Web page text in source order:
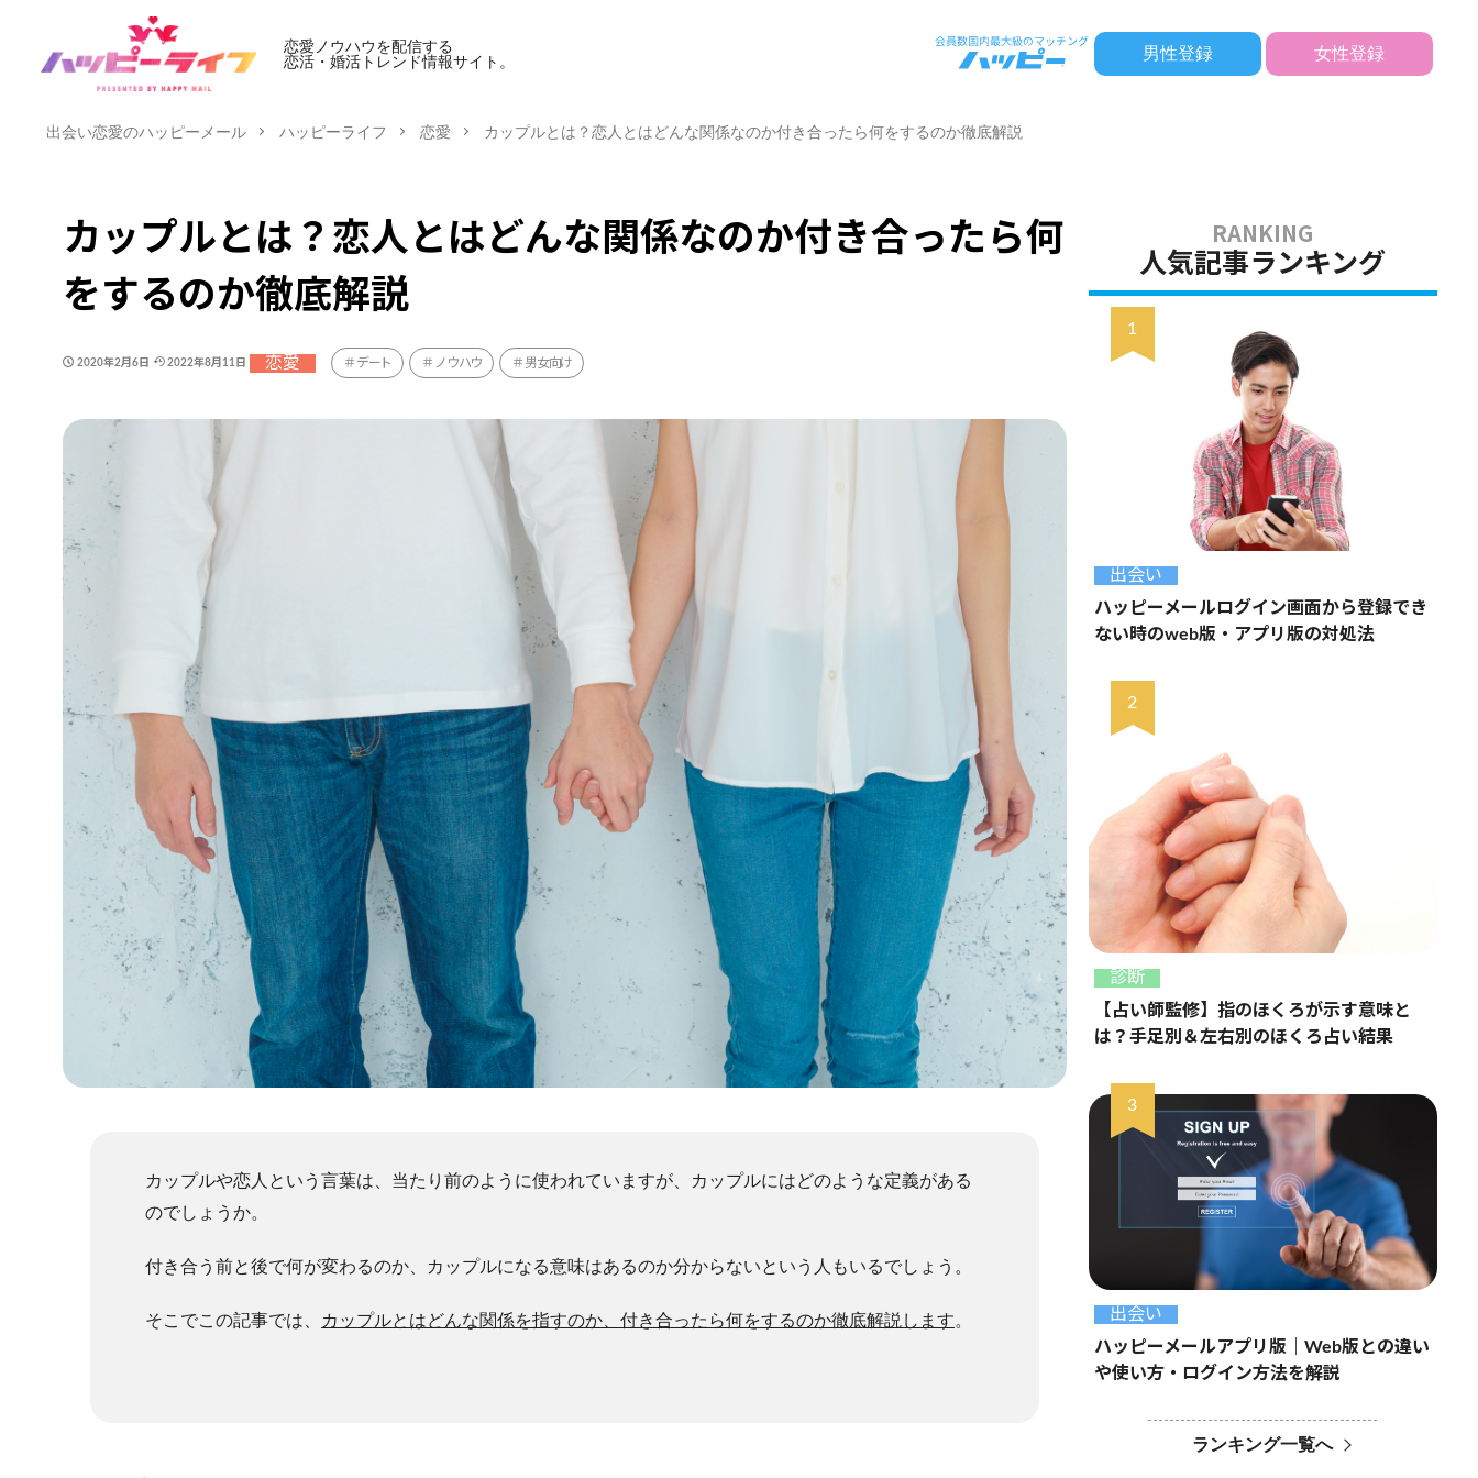
恋愛ノウハウを配信する
恋活・婚活トレンド情報サイト。
男性登録 女性登録
出会い恋愛のハッピーメール ハッピーライフ 恋愛 カップルとは？恋人とはどんな関係なのか付き合ったら何をするのか徹底解説
カップルとは？恋人とはどんな関係なのか付き合ったら何
をするのか徹底解説
2020年2月6日 2022年8月11日 恋愛 デート ノウハウ 男女向け
カップルや恋人という言葉は、当たり前のように使われていますが、カップルにはどのような定義がある
のでしょうか。
付き合う前と後で何が変わるのか、カップルになる意味はあるのか分からないという人もいるでしょう。
そこでこの記事では、 カップルとはどんな関係を指すのか、付き合ったら何をするのか徹底解説します。
人気記事ランキング
出会い
ハッピーメールログイン画面から登録でき
ない時のweb版・アプリ版の対処法
診断
【占い師監修】指のほくろが示す意味と
は？手足別＆左右別のほくろ占い結果
出会い
ハッピーメールアプリ版｜Web版との違い
や使い方・ログイン方法を解説
ランキング一覧へ